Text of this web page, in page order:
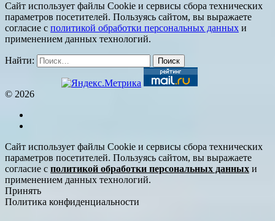
Сайт использует файлы Cookie и сервисы сбора технических
параметров посетителей. Пользуясь сайтом, вы выражаете
согласие с политикой обработки персональных данных и
применением данных технологий.
Найти:
© 2026
Сайт использует файлы Cookie и сервисы сбора технических
параметров посетителей. Пользуясь сайтом, вы выражаете
согласие с политикой обработки персональных данных и
применением данных технологий.
Принять
Политика конфиденциальности